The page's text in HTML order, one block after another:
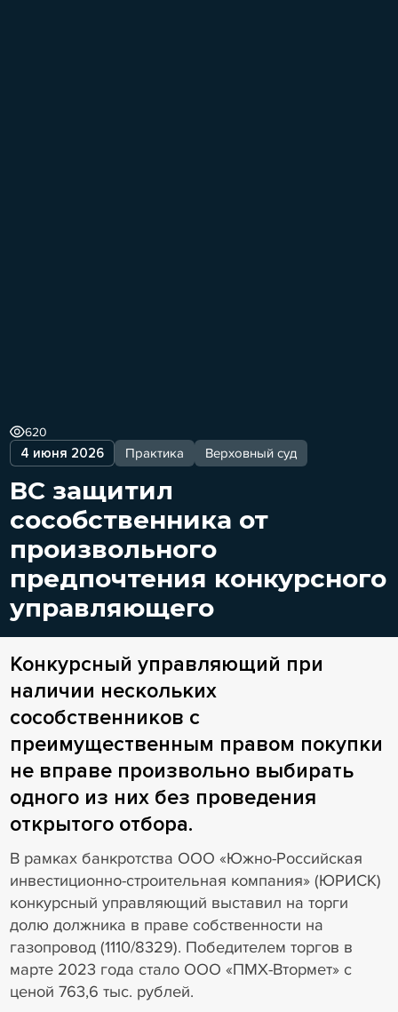
4 июня 2026 Практика Верховный суд
620
ВС защитил
сособственника от
произвольного
предпочтения конкурсного
управляющего
Конкурсный управляющий при
наличии нескольких
сособственников с
преимущественным правом покупки
не вправе произвольно выбирать
одного из них без проведения
открытого отбора.
В рамках банкротства ООО «Южно-Российская
инвестиционно-строительная компания» (ЮРИСК)
конкурсный управляющий выставил на торги
долю должника в праве собственности на
газопровод (1110/8329). Победителем торгов в
марте 2023 года стало ООО «ПМХ-Втормет» с
ценой 763,6 тыс. рублей.